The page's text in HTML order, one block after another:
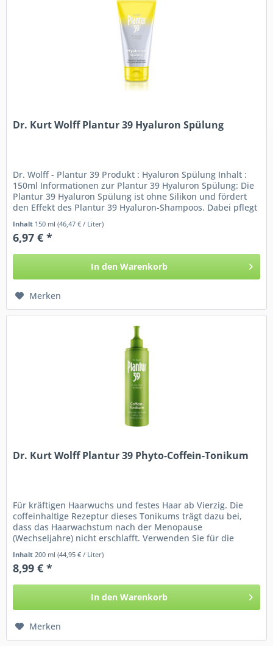
Dr. Kurt Wolff Plantur 39 Hyaluron Spülung
Dr. Wolff - Plantur 39 Produkt : Hyaluron Spülung Inhalt :
150ml Informationen zur Plantur 39 Hyaluron Spülung: Die
Plantur 39 Hyaluron Spülung ist ohne Silikon und fördert
den Effekt des Plantur 39 Hyaluron-Shampoos. Dabei pflegt
Inhalt 150 ml(46,47 € / Liter)
6,97 € *
In den Warenkorb
Merken
Dr. Kurt Wolff Plantur 39 Phyto-Coffein-Tonikum
Für kräftigen Haarwuchs und festes Haar ab Vierzig. Die
coffeinhaltige Rezeptur dieses Tonikums trägt dazu bei,
dass das Haarwachstum nach der Menopause
(Wechseljahre) nicht erschlafft. Verwenden Sie für die
Haarwäsche nur die auf Ihr...
Inhalt200 ml(44,95 € / Liter)
8,99 € *
In den Warenkorb
Merken